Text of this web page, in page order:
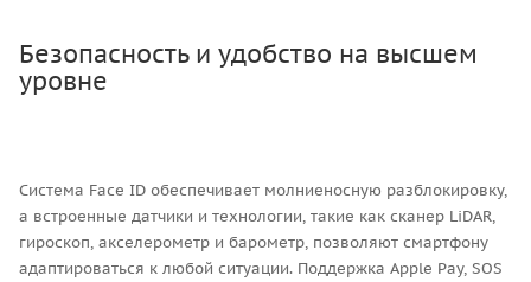
Безопасность и удобство на высшем
уровне
Система Face ID обеспечивает молниеносную разблокировку,
а встроенные датчики и технологии, такие как сканер LiDAR,
гироскоп, акселерометр и барометр, позволяют смартфону
адаптироваться к любой ситуации. Поддержка Apple Pay, SOS